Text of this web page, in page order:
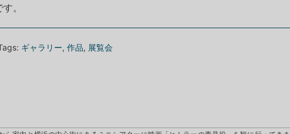
。
ギャラリー, 作品, 展覧会